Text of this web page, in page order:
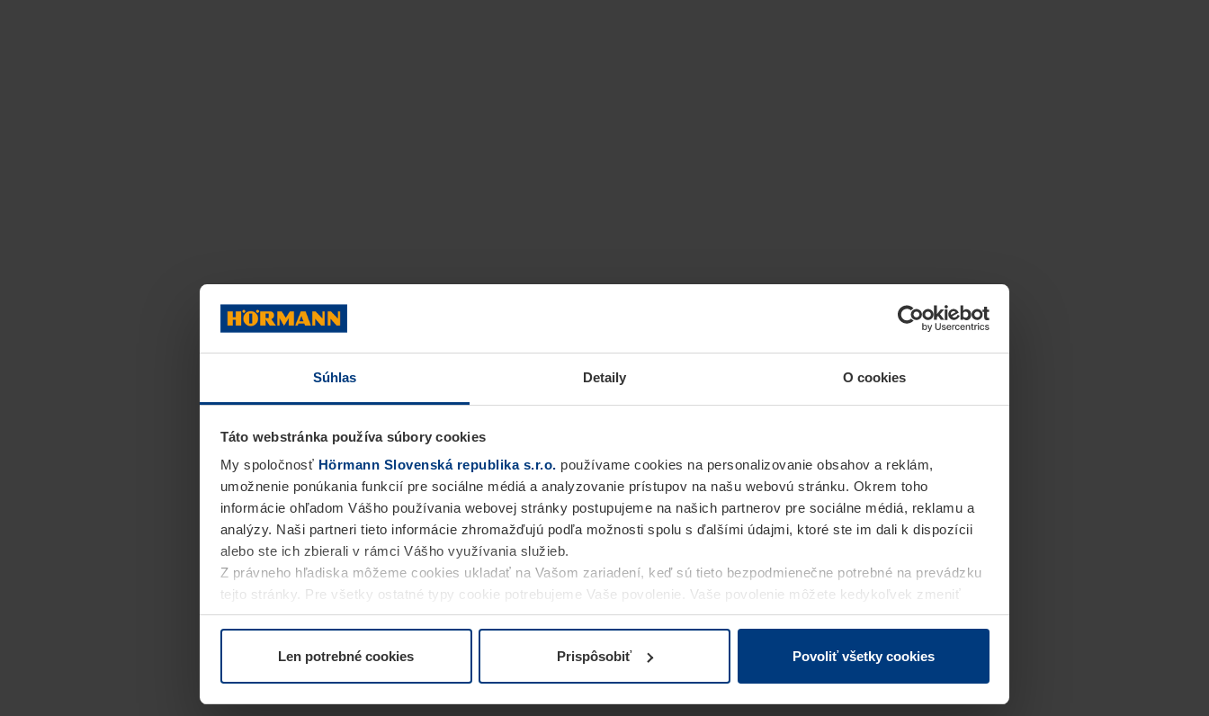
Súhlas Detaily O cookies
Táto webstránka používa súbory cookies
My spoločnosť Hörmann Slovenská republika s.r.o. používame cookies na personalizovanie obsahov a reklám,
umožnenie ponúkania funkcií pre sociálne médiá a analyzovanie prístupov na našu webovú stránku. Okrem toho
informácie ohľadom Vášho používania webovej stránky postupujeme na našich partnerov pre sociálne médiá, reklamu a
analýzy. Naši partneri tieto informácie zhromažďujú podľa možnosti spolu s ďalšími údajmi, ktoré ste im dali k dispozícii
alebo ste ich zbierali v rámci Vášho využívania služieb.
Z právneho hľadiska môžeme cookies ukladať na Vašom zariadení, keď sú tieto bezpodmienečne potrebné na prevádzku
tejto stránky. Pre všetky ostatné typy cookie potrebujeme Vaše povolenie. Vaše povolenie môžete kedykoľvek zmeniť
alebo odvolať vo vysvetlení cookie na stránkeVyhlásenie o ochrane osobných údajovnašej webovej stránky.
Len potrebné cookies Prispôsobiť Povoliť všetky cookies